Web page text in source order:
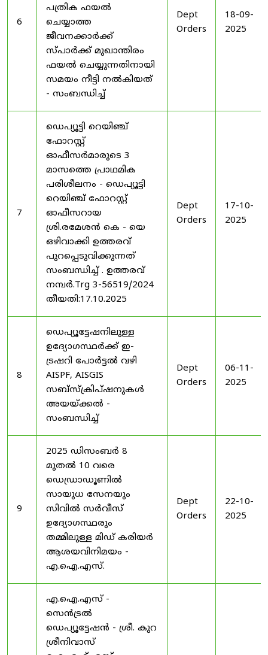
6
പത്രിക ഫയൽ
ചെയ്യാത്ത
ജീവനക്കാർക്ക്
സ്പാർക്ക് മുഖാന്തിരം
ഫയൽ ചെയ്യുന്നതിനായി
സമയം നീട്ടി നൽകിയത്
- സംബന്ധിച്ച്
Dept
Orders
18-09-
2025
7
ഡെപ്യൂട്ടി റെയിഞ്ച്
ഫോറസ്റ്റ്
ഓഫീസർമാരുടെ 3
മാസത്തെ പ്രാഥമിക
പരിശീലനം - ഡെപ്യൂട്ടി
റെയിഞ്ച് ഫോറസ്റ്റ്
ഓഫീസറായ
ശ്രി.രമേശൻ കെ - യെ
ഒഴിവാക്കി ഉത്തരവ്
പുറപ്പെടുവിക്കുന്നത്
സംബന്ധിച്ച് . ഉത്തരവ്
നമ്പർ.Trg 3-56519/2024
തീയതി:17.10.2025
Dept
Orders
17-10-
2025
8
ഡെപ്യൂട്ടേഷനിലുള്ള
ഉദ്യോഗസ്ഥർക്ക് ഇ-
ട്രഷറി പോർട്ടൽ വഴി
AISPF, AISGIS
സബ്‌സ്‌ക്രിപ്‌ഷനുകൾ
അയയ്ക്കൽ -
സംബന്ധിച്ച്
Dept
Orders
06-11-
2025
9
2025 ഡിസംബർ 8
മുതൽ 10 വരെ
ഡെഡ്രാഡൂണിൽ
സായുധ സേനയും
സിവിൽ സർവീസ്
ഉദ്യോഗസ്ഥരും
തമ്മിലുള്ള മിഡ് കരിയർ
ആശയവിനിമയം -
എ.ഐ.എസ്.
Dept
Orders
22-10-
2025
എ.ഐ.എസ് -
സെൻട്രൽ
ഡെപ്യൂട്ടേഷൻ - ശ്രീ. കുറ
ശ്രീനിവാസ്